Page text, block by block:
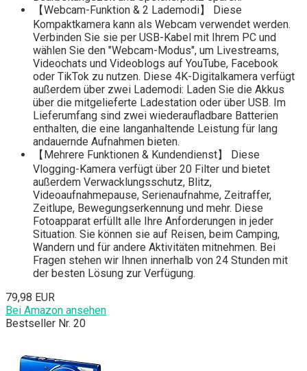
【Webcam-Funktion & 2 Lademodi】 Diese
Kompaktkamera kann als Webcam verwendet werden.
Verbinden Sie sie per USB-Kabel mit Ihrem PC und
wählen Sie den "Webcam-Modus", um Livestreams,
Videochats und Videoblogs auf YouTube, Facebook
oder TikTok zu nutzen. Diese 4K-Digitalkamera verfügt
außerdem über zwei Lademodi: Laden Sie die Akkus
über die mitgelieferte Ladestation oder über USB. Im
Lieferumfang sind zwei wiederaufladbare Batterien
enthalten, die eine langanhaltende Leistung für lang
andauernde Aufnahmen bieten.
【Mehrere Funktionen & Kundendienst】 Diese
Vlogging-Kamera verfügt über 20 Filter und bietet
außerdem Verwacklungsschutz, Blitz,
Videoaufnahmepause, Serienaufnahme, Zeitraffer,
Zeitlupe, Bewegungserkennung und mehr. Diese
Fotoapparat erfüllt alle Ihre Anforderungen in jeder
Situation. Sie können sie auf Reisen, beim Camping,
Wandern und für andere Aktivitäten mitnehmen. Bei
Fragen stehen wir Ihnen innerhalb von 24 Stunden mit
der besten Lösung zur Verfügung.
79,98 EUR
Bei Amazon ansehen
Bestseller Nr. 20